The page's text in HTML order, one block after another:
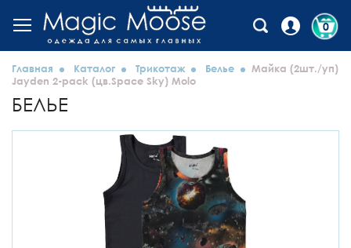
0
Главная Каталог Трикотаж Белье
Майка (2шт./уп)
Jayden 2-pack (цв.Space Sky) Molo
БЕЛЬЕ